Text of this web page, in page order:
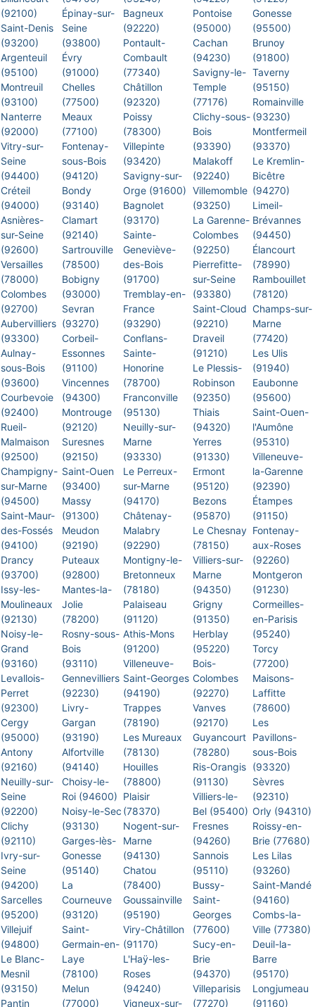
(92100)
Saint-Denis
(93200)
Argenteuil
(95100)
Montreuil
(93100)
Nanterre
(92000)
Vitry-sur-
Seine
(94400)
Créteil
(94000)
Asnières-
sur-Seine
(92600)
Versailles
(78000)
Colombes
(92700)
Aubervilliers
(93300)
Aulnay-
sous-Bois
(93600)
Courbevoie
(92400)
Rueil-
Malmaison
(92500)
Champigny-
sur-Marne
(94500)
Saint-Maur-
des-Fossés
(94100)
Drancy
(93700)
Issy-les-
Moulineaux
(92130)
Noisy-le-
Grand
(93160)
Levallois-
Perret
(92300)
Cergy
(95000)
Antony
(92160)
Neuilly-sur-
Seine
(92200)
Clichy
(92110)
Ivry-sur-
Seine
(94200)
Sarcelles
(95200)
Villejuif
(94800)
Le Blanc-
Mesnil
(93150)
Pantin
Épinay-sur-
Seine
(93800)
Évry
(91000)
Chelles
(77500)
Meaux
(77100)
Fontenay-
sous-Bois
(94120)
Bondy
(93140)
Clamart
(92140)
Sartrouville
(78500)
Bobigny
(93000)
Sevran
(93270)
Corbeil-
Essonnes
(91100)
Vincennes
(94300)
Montrouge
(92120)
Suresnes
(92150)
Saint-Ouen
(93400)
Massy
(91300)
Meudon
(92190)
Puteaux
(92800)
Mantes-la-
Jolie
(78200)
Rosny-sous-
Bois
(93110)
Gennevilliers
(92230)
Livry-
Gargan
(93190)
Alfortville
(94140)
Choisy-le-
Roi (94600)
Noisy-le-Sec
(93130)
Garges-lès-
Gonesse
(95140)
La
Courneuve
(93120)
Saint-
Germain-en-
Laye
(78100)
Melun
(77000)
Bagneux
(92220)
Pontault-
Combault
(77340)
Châtillon
(92320)
Poissy
(78300)
Villepinte
(93420)
Savigny-sur-
Orge (91600)
Bagnolet
(93170)
Sainte-
Geneviève-
des-Bois
(91700)
Tremblay-en-
France
(93290)
Conflans-
Sainte-
Honorine
(78700)
Franconville
(95130)
Neuilly-sur-
Marne
(93330)
Le Perreux-
sur-Marne
(94170)
Châtenay-
Malabry
(92290)
Montigny-le-
Bretonneux
(78180)
Palaiseau
(91120)
Athis-Mons
(91200)
Villeneuve-
Saint-Georges
(94190)
Trappes
(78190)
Les Mureaux
(78130)
Houilles
(78800)
Plaisir
(78370)
Nogent-sur-
Marne
(94130)
Chatou
(78400)
Goussainville
(95190)
Viry-Châtillon
(91170)
L'Haÿ-les-
Roses
(94240)
Vigneux-sur-
Pontoise
(95000)
Cachan
(94230)
Savigny-le-
Temple
(77176)
Clichy-sous-
Bois
(93390)
Malakoff
(92240)
Villemomble
(93250)
La Garenne-
Colombes
(92250)
Pierrefitte-
sur-Seine
(93380)
Saint-Cloud
(92210)
Draveil
(91210)
Le Plessis-
Robinson
(92350)
Thiais
(94320)
Yerres
(91330)
Ermont
(95120)
Bezons
(95870)
Le Chesnay
(78150)
Villiers-sur-
Marne
(94350)
Grigny
(91350)
Herblay
(95220)
Bois-
Colombes
(92270)
Vanves
(92170)
Guyancourt
(78280)
Ris-Orangis
(91130)
Villiers-le-
Bel (95400)
Fresnes
(94260)
Sannois
(95110)
Bussy-
Saint-
Georges
(77600)
Sucy-en-
Brie
(94370)
Villeparisis
(77270)
Gonesse
(95500)
Brunoy
(91800)
Taverny
(95150)
Romainville
(93230)
Montfermeil
(93370)
Le Kremlin-
Bicêtre
(94270)
Limeil-
Brévannes
(94450)
Élancourt
(78990)
Rambouillet
(78120)
Champs-sur-
Marne
(77420)
Les Ulis
(91940)
Eaubonne
(95600)
Saint-Ouen-
l'Aumône
(95310)
Villeneuve-
la-Garenne
(92390)
Étampes
(91150)
Fontenay-
aux-Roses
(92260)
Montgeron
(91230)
Cormeilles-
en-Parisis
(95240)
Torcy
(77200)
Maisons-
Laffitte
(78600)
Les
Pavillons-
sous-Bois
(93320)
Sèvres
(92310)
Orly (94310)
Roissy-en-
Brie (77680)
Les Lilas
(93260)
Saint-Mandé
(94160)
Combs-la-
Ville (77380)
Deuil-la-
Barre
(95170)
Longjumeau
(91160)